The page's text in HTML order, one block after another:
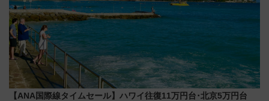
【ANA国際線タイムセール】ハワイ往復11万円台･北京5万円台